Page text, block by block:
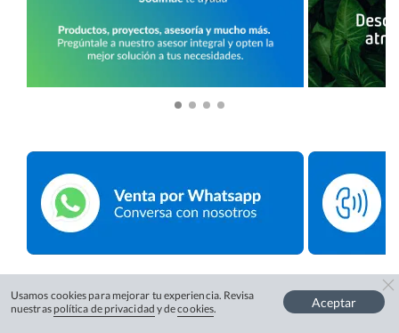
Usamos cookies para mejorar tu experiencia. Revisa
nuestras política de privacidad y decookies. Aceptar